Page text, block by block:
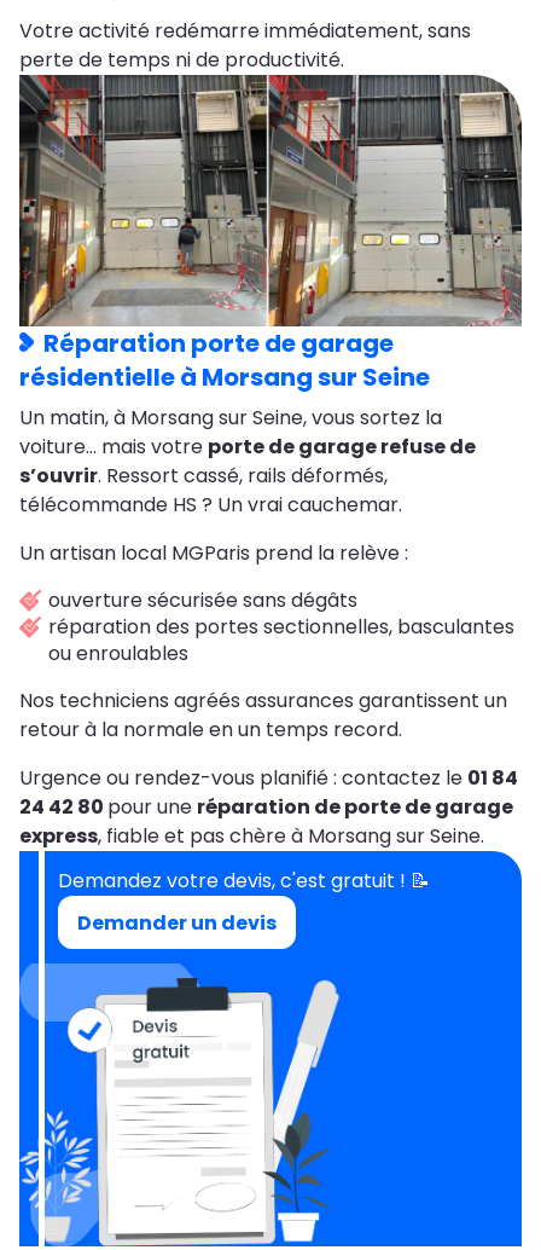
Votre activité redémarre immédiatement, sans
perte de temps ni de productivité.
Réparation porte de garage
résidentielle à Morsang sur Seine
Un matin, à Morsang sur Seine, vous sortez la
voiture… mais votre porte de garage refuse de
s’ouvrir. Ressort cassé, rails déformés,
télécommande HS ? Un vrai cauchemar.
Un artisan local MGParis prend la relève :
ouverture sécurisée sans dégâts
réparation des portes sectionnelles, basculantes
ou enroulables
Nos techniciens agréés assurances garantissent un
retour à la normale en un temps record.
Urgence ou rendez-vous planifié : contactez le 01 84
24 42 80 pour une réparation de porte de garage
express, fiable et pas chère à Morsang sur Seine.
Demandez votre devis, c'est gratuit ! 📝
Demander un devis